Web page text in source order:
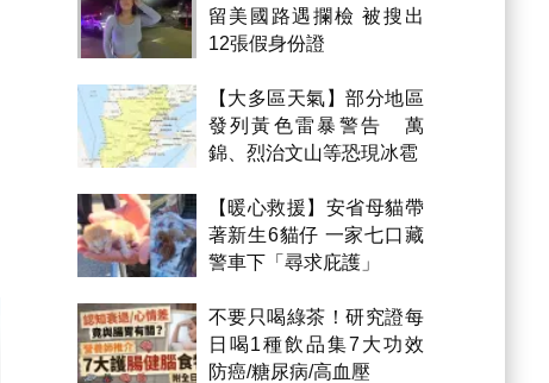
留美國路遇攔檢 被搜出
12張假身份證
【大多區天氣】部分地區
發列黃色雷暴警告 萬
錦、烈治文山等恐現冰雹
【暖心救援】安省母貓帶
著新生6貓仔 一家七口藏
警車下「尋求庇護」
不要只喝綠茶！研究證每
日喝1種飲品集7大功效
防癌/糖尿病/高血壓